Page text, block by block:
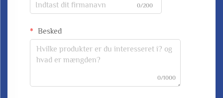
0/200
Besked
0/1000